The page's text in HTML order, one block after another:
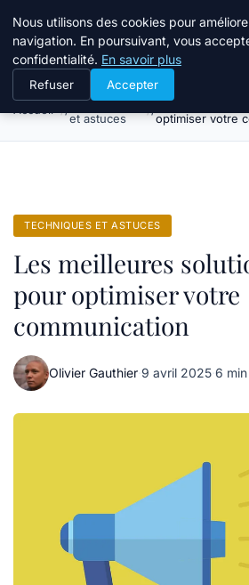
Bible Telemarketing
Techniques
et astuces
Les meilleures
optimiser votre
TECHNIQUES ET ASTUCES
Les meilleures
pour optimiser votre
communication
Olivier Gauthier·9 avril 2025·6 min
Nous utilisons des cookies pour
navigation. En poursuivant, vous
confidentialité. En savoir plus
Refuser Accepter